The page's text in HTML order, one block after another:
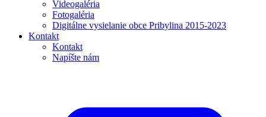
Videogaléria
Fotogaléria
Digitálne vysielanie obce Pribylina 2015-2023
Kontakt
Kontakt
Napíšte nám